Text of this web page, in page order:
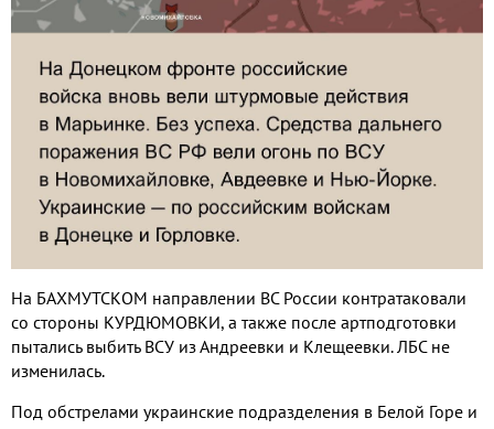
На БАХМУТСКОМ направлении ВС России контратаковали
со стороны КУРДЮМОВКИ, а также после артподготовки
пытались выбить ВСУ из Андреевки и Клещеевки. ЛБС не
изменилась.
Под обстрелами украинские подразделения в Белой Горе и